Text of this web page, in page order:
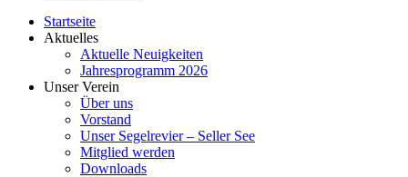
Startseite
Aktuelles
Aktuelle Neuigkeiten
Jahresprogramm 2026
Unser Verein
Über uns
Vorstand
Unser Segelrevier – Seller See
Mitglied werden
Downloads